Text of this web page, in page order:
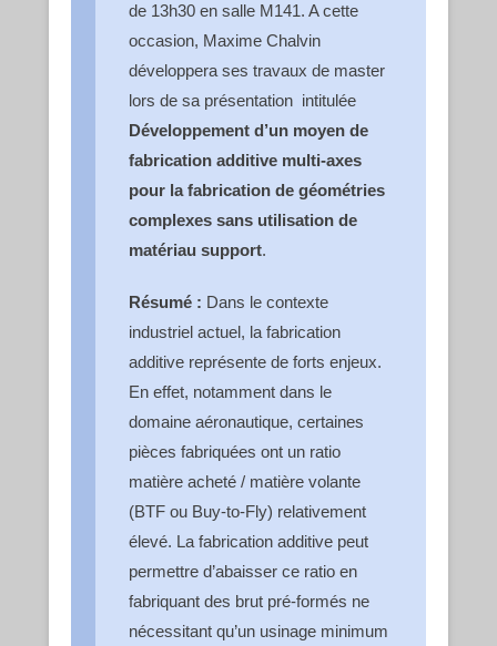
de 13h30 en salle M141. A cette
occasion, Maxime Chalvin
développera ses travaux de master
lors de sa présentation intitulée
Développement d’un moyen de
fabrication additive multi-axes
pour la fabrication de géométries
complexes sans utilisation de
matériau support.
Résumé : Dans le contexte
industriel actuel, la fabrication
additive représente de forts enjeux.
En effet, notamment dans le
domaine aéronautique, certaines
pièces fabriquées ont un ratio
matière acheté / matière volante
(BTF ou Buy-to-Fly) relativement
élevé. La fabrication additive peut
permettre d’abaisser ce ratio en
fabriquant des brut pré-formés ne
nécessitant qu’un usinage minimum